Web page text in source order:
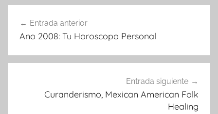
de
Entrada anterior
Ano 2008: Tu Horoscopo Personal
Entrada siguiente
Curanderismo, Mexican American Folk
Healing